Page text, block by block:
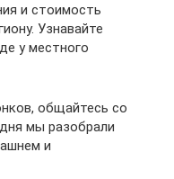
и стоимость
Узнавайте
у местного
общайтесь со
мы разобрали
и